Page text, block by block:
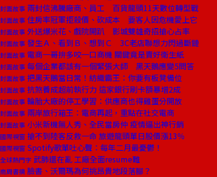
封面故事 兩封信沸騰廠商、員工 百貨龍頭11天數位轉型戰
封面故事 住房率冠軍拒殺價、砍成本 要客人因危機愛上它
封面故事 外送爆米花、戲院開趴 影城雙雄奇招搶心占率
封面故事 發生Ａ、看到Ｂ、想到Ｃ 3C老店聯想力閃過斷鏈
封面故事 電商一哥拚多咬一口商機 關鍵竟是賣好衛生紙
封面故事 每個企業都該有一個緊張大師 黑天鵝應變5問答
封面故事 把黑天鵝當日常！紡織霸王：你要有板凳備位
封面故事 抗煞養成超前執行力 這家銀行刷卡額暴增2成
封面故事 輪胎大廠的停工學習：供應商也得雞蛋分開放
封面故事 兩岸旅行箱王：電商再起，重點在社交電商
封面故事 小米新機無人秀、全民當房仲 疫情逼出神行銷
國際視窗 搶不到陸客反救一命 旅遊龍頭單日股價漲13％
國際視窗 Spotify歌單吐心聲：每年二月最憂鬱！
全球熱門字 武肺還在亂 工廠全面resume難
商周書摘 臉書、沃爾瑪為何挑昂貴地段落腳？